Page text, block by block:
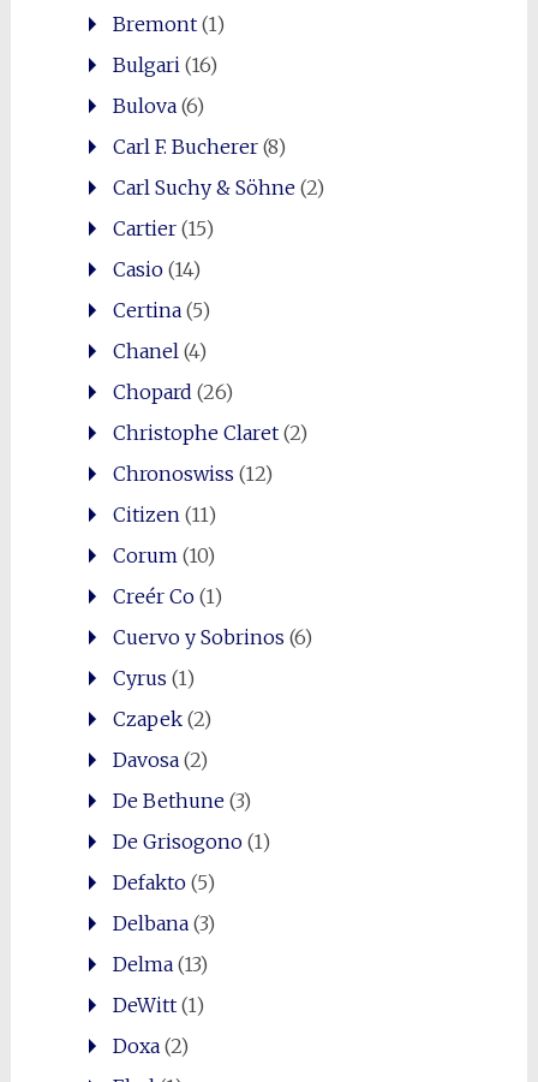
Bremont(1)
Bulgari (16)
Bulova(6)
Carl F. Bucherer(8)
Carl Suchy & Söhne(2)
Cartier(15)
Casio(14)
Certina(5)
Chanel (4)
Chopard (26)
Christophe Claret(2)
Chronoswiss (12)
Citizen (11)
Corum (10)
Creér Co(1)
Cuervo y Sobrinos (6)
Cyrus (1)
Czapek(2)
Davosa(2)
De Bethune(3)
De Grisogono(1)
Defakto(5)
Delbana(3)
Delma(13)
DeWitt(1)
Doxa(2)